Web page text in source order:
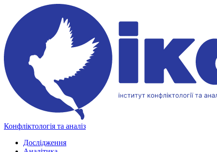
Конфліктологія та аналіз
Дослідження